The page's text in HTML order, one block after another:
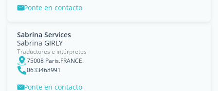
Ponte en contacto
Sabrina Services
Sabrina GIRLY
Traductores e intérpretes
75008 Paris.FRANCE.
0633468991
Ponte en contacto